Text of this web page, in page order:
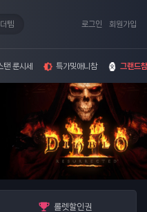
템 로그인 회원가입
탠 룬시세 특가밎애니참 그랜드
롤렛할인권
2024.09.18
2026.08.04
2026.08.04